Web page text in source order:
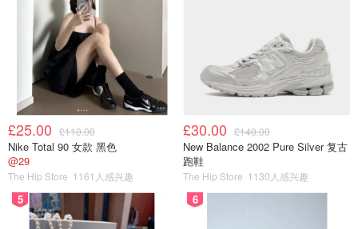
£25.00 £110.00
Nike Total 90 女款 黑色
@29
The Hip Store 1161人感兴趣
£30.00 £140.00
New Balance 2002 Pure Silver 复古
跑鞋
The Hip Store 1130人感兴趣
5 6